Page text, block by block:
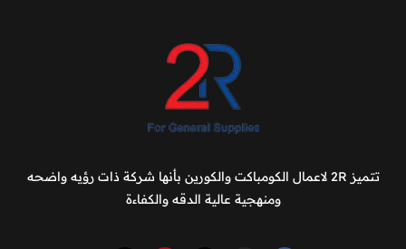
تتميز 2R لاعمال الكومباكت والكورين بأنها شركة ذات رؤيه واضحه
ومنهجية عالية الدقه والكفاءة